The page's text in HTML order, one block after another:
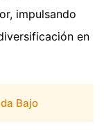
impulsando
en
Bajo